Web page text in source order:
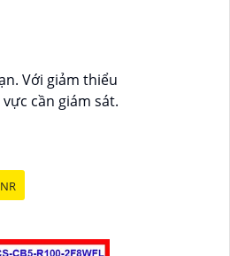
cách dễ dàng.
Với giảm thiểu
cần giám sát.